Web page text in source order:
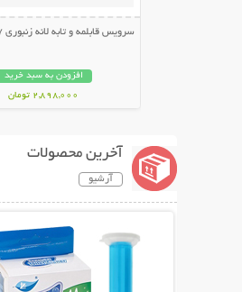
سرویس قابلمه و تابه لانه زنبوری 7 پارچه هلنا
افزودن به سبد خرید
2,898,000 تومان
آخرین محصولات
آرشیو